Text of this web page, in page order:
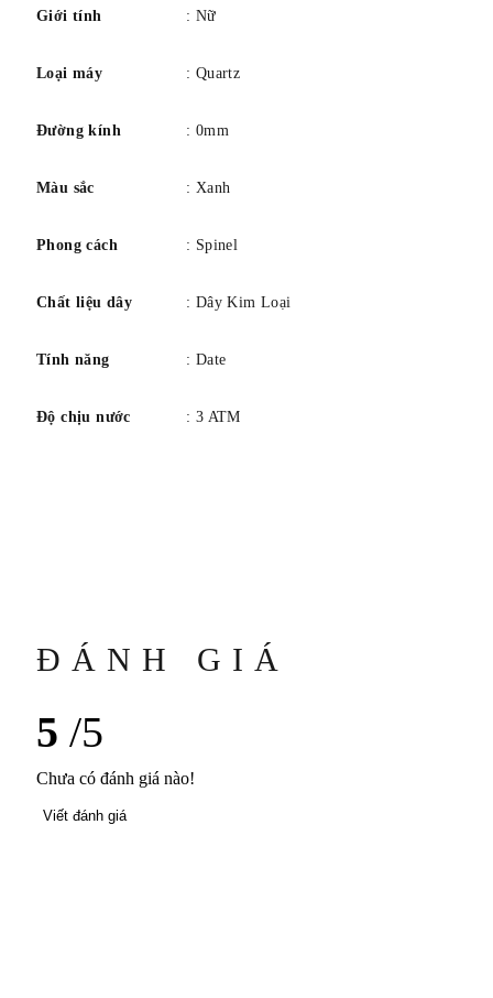
Giới tính : Nữ
Loại máy : Quartz
Đường kính : 0mm
Màu sắc : Xanh
Phong cách : Spinel
Chất liệu dây : Dây Kim Loại
Tính năng : Date
Độ chịu nước : 3 ATM
ĐÁNH GIÁ
5 /5
Chưa có đánh giá nào!
Viết đánh giá